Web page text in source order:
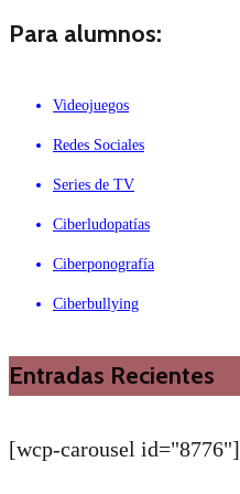
Para alumnos:
Videojuegos
Redes Sociales
Series de TV
Ciberludopatías
Ciberponografía
Ciberbullying
Entradas Recientes
[wcp-carousel id="8776"]